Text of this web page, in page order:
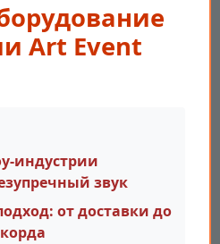
Art Event
индустрии
звук
от доставки до